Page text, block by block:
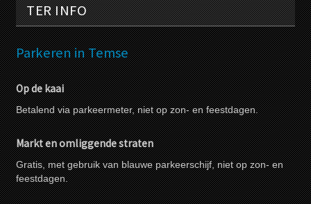
TER INFO
Parkeren in Temse
Op de kaai
Betalend via parkeermeter, niet op zon- en feestdagen.
Markt en omliggende straten
Gratis, met gebruik van blauwe parkeerschijf, niet op zon- en
feestdagen.